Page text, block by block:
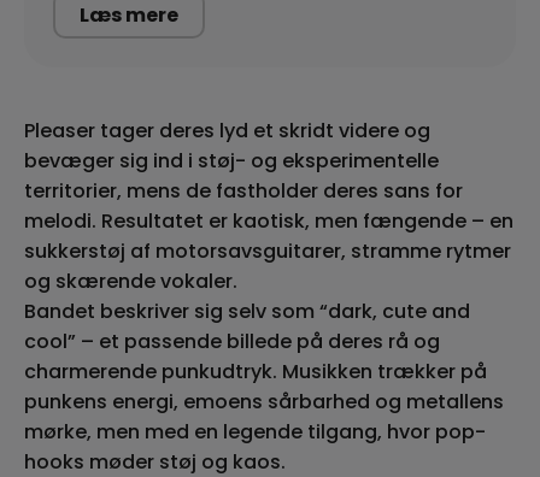
Pleaser tager deres lyd et skridt videre og
bevæger sig ind i støj- og eksperimentelle
territorier, mens de fastholder deres sans for
melodi. Resultatet er kaotisk, men fængende – en
sukkerstøj af motorsavsguitarer, stramme rytmer
og skærende vokaler.
Bandet beskriver sig selv som “dark, cute and
cool” – et passende billede på deres rå og
charmerende punkudtryk. Musikken trækker på
punkens energi, emoens sårbarhed og metallens
mørke, men med en legende tilgang, hvor pop-
hooks møder støj og kaos.
Læs mere